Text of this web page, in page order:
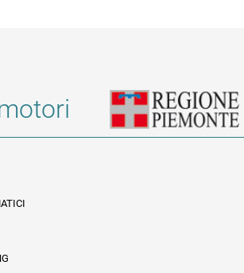
trasparenza